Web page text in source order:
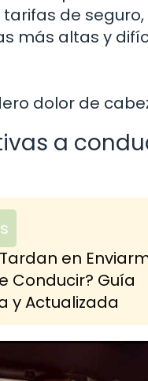
de seguro,
más altas y
dolor de
a
en
Conducir? Guía
y Actualizada